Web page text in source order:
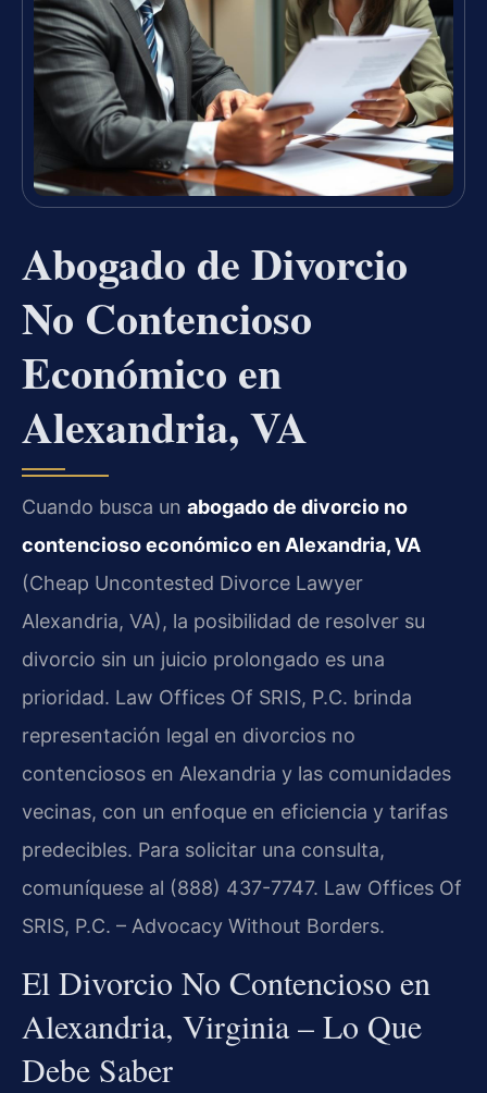
Abogado de Divorcio
No Contencioso
Económico en
Alexandria, VA
Cuando busca un abogado de divorcio no
contencioso económico en Alexandria, VA
(Cheap Uncontested Divorce Lawyer
Alexandria, VA), la posibilidad de resolver su
divorcio sin un juicio prolongado es una
prioridad. Law Offices Of SRIS, P.C. brinda
representación legal en divorcios no
contenciosos en Alexandria y las comunidades
vecinas, con un enfoque en eficiencia y tarifas
predecibles. Para solicitar una consulta,
comuníquese al (888) 437-7747. Law Offices Of
SRIS, P.C. – Advocacy Without Borders.
El Divorcio No Contencioso en
Alexandria, Virginia – Lo Que
Debe Saber